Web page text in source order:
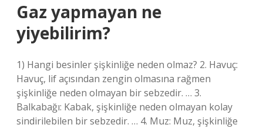
Gaz yapmayan ne
yiyebilirim?
1) Hangi besinler şişkinliğe neden olmaz? 2. Havuç:
Havuç, lif açısından zengin olmasına rağmen
şişkinliğe neden olmayan bir sebzedir. … 3.
Balkabağı: Kabak, şişkinliğe neden olmayan kolay
sindirilebilen bir sebzedir. … 4. Muz: Muz, şişkinliğe